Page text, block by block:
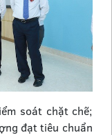
soát chặt chẽ;
đạt tiêu chuẩn